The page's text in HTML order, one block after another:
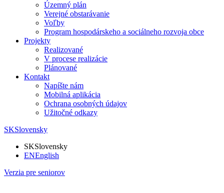
Územný plán
Verejné obstarávanie
Voľby
Program hospodárskeho a sociálneho rozvoja obce
Projekty
Realizované
V procese realizácie
Plánované
Kontakt
Napíšte nám
Mobilná aplikácia
Ochrana osobných údajov
Užitočné odkazy
SKSlovensky
SKSlovensky
ENEnglish
Verzia pre seniorov